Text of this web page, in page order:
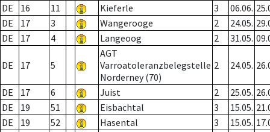
DE
16 11 Kieferle 3 06.06.
DE
17 3 Wangerooge 2 24.05.
DE
17 4 Langeoog 2 31.05.
DE 17 5
AGT
Varroatoleranzbelegstelle
Norderney (70)
2 24.05.
DE 17 6 Juist 2 25.05.
DE
19 51 Eisbachtal 3 15.05.
DE
19 52 Hasental 3 15.05.